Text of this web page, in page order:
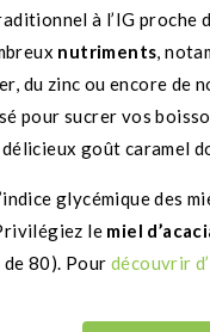
à l’IG proche
nutriments,
du zinc ou encore de
pour sucrer vos
goût caramel
glycémique des
le miel
80). Pour découvrir